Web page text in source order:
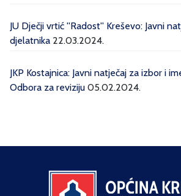
JU Dječji vrtić ''Radost'' Kreševo: Javni
djelatnika 22.03.2024.
JKP Kostajnica: Javni natječaj za izbor i
Odbora za reviziju 05.02.2024.